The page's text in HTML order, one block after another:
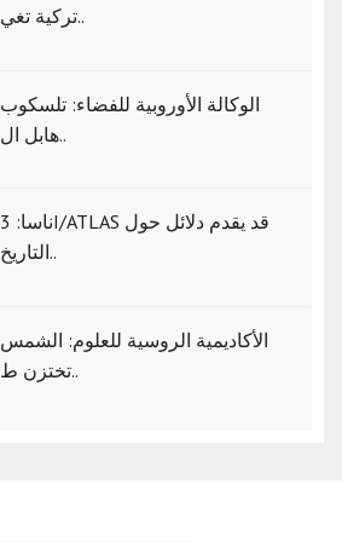
تركية تغي..
الوكالة الأوروبية للفضاء: تلسكوب
هابل ال..
ناسا: 3I/ATLAS قد يقدم دلائل حول
التاريخ..
الأكاديمية الروسية للعلوم: الشمس
تختزن ط..